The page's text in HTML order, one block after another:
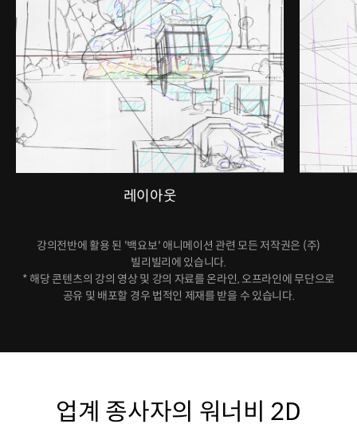
레이아웃
강의전반에 활용 된 '백요보' 애니메이션 관련 모든 저작권은 (주)
빌리빌리에 있습니다.
* 해당 콘텐츠의 강의 영상 및 강의 자료를 온라인, 오프라인에 무단으로
공유 및 배포할 경우 법적인 제재를 받을 수 있습니다.
업계 종사자의 워너비 2D